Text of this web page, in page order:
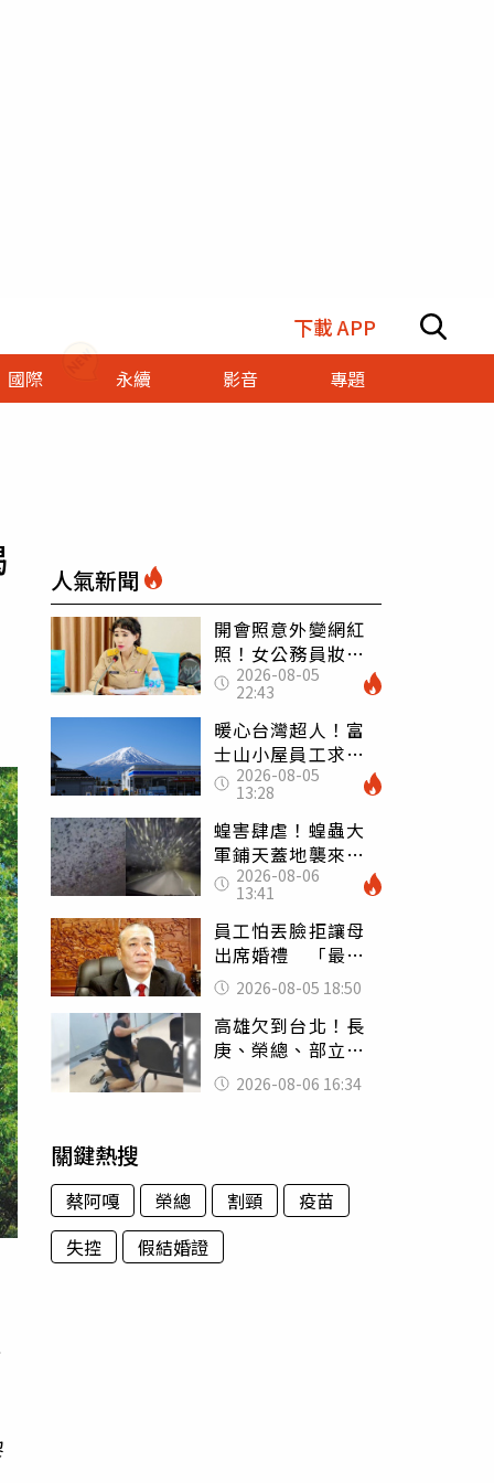
下載 APP
國際 永續 影音 專題
人氣新聞
開會照意外變網紅
照！女公務員妝容
掀2千則留言 本人
怒嗆：化妝有錯嗎
2026-08-05
22:43
暖心台灣超人！富
士山小屋員工求助
「想活下去」 山
友狂背物資上山：
台灣真的是寶島
2026-08-05
13:28
蝗害肆虐！蝗蟲大
軍鋪天蓋地襲來宛
如末日 網驚：聖
經十災
2026-08-06
13:41
員工怕丟臉拒讓母
出席婚禮 「最愛
發錢老闆」震怒開
除：我看不起你
2026-08-05 18:50
高雄欠到台北！長
庚、榮總、部立醫
院都受害 「醫療
暴力男」離譜紀錄
2026-08-06 16:34
關鍵熱搜
蔡阿嘎 榮總 割頸
疫苗
失控
假結婚證